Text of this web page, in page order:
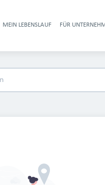
MEIN LEBENSLAUF FÜR